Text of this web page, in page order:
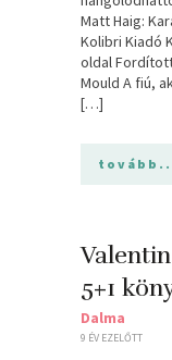
Matt Haig:
Kolibri Kiadó
oldal
Mould A fiú,
[…]
5+1
Dalma
9 ÉV EZELŐTT